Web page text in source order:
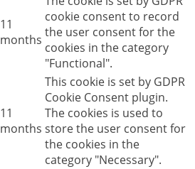
11
months
cookie consent to record
the user consent for the
cookies in the category
"Functional".
11
months
This cookie is set by GDPR
Cookie Consent plugin.
The cookies is used to
store the user consent for
the cookies in the
category "Necessary".